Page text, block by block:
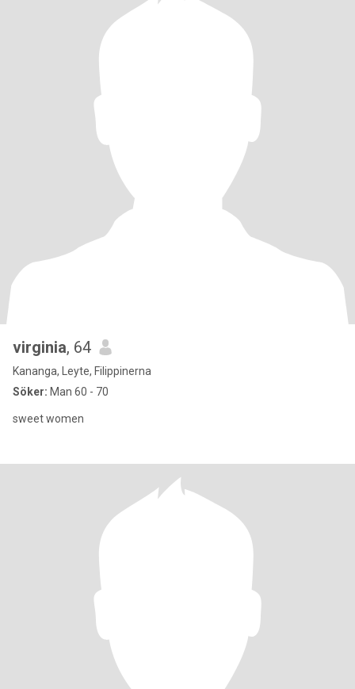
virginia, 64
Kananga, Leyte, Filippinerna
Söker: Man 60 - 70
sweet women